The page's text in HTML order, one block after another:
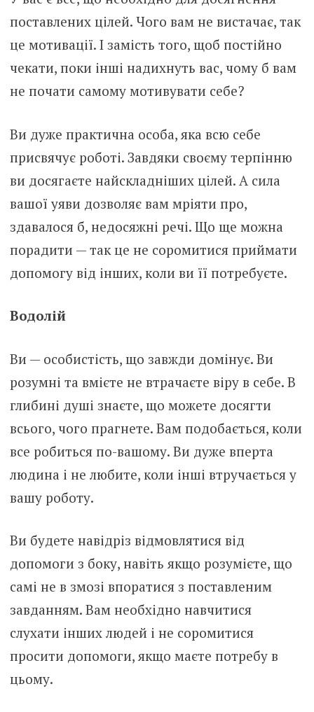
поставлених цілей. Чого вам не вистачає, так
це мотивації. І замість того, щоб постійно
чекати, поки інші надихнуть вас, чому б вам
не почати самому мотивувати себе?
Ви дуже практична особа, яка всю себе
присвячує роботі. Завдяки своєму терпінню
ви досягаєте найскладніших цілей. А сила
вашої уяви дозволяє вам мріяти про,
здавалося б, недосяжні речі. Що ще можна
порадити — так це не соромитися приймати
допомогу від інших, коли ви її потребуєте.
Водолій
Ви — особистість, що завжди домінує. Ви
розумні та вмієте не втрачаєте віру в себе. В
глибині душі знаєте, що можете досягти
всього, чого прагнете. Вам подобається, коли
все робиться по-вашому. Ви дуже вперта
людина і не любите, коли інші втручається у
вашу роботу.
Ви будете навідріз відмовлятися від
допомоги з боку, навіть якщо розумієте, що
самі не в змозі впоратися з поставленим
завданням. Вам необхідно навчитися
слухати інших людей і не соромитися
просити допомоги, якщо маєте потребу в
цьому.